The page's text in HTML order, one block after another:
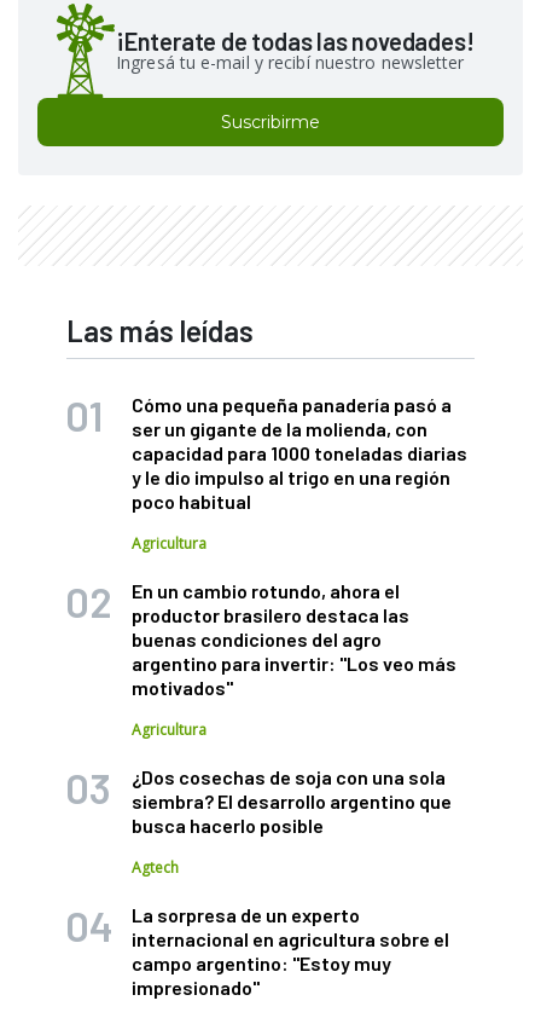
¡Enterate de todas las novedades!
Ingresá tu e-mail y recibí nuestro newsletter
Suscribirme
Las más leídas
Cómo una pequeña panadería pasó a
ser un gigante de la molienda, con
capacidad para 1000 toneladas diarias
y le dio impulso al trigo en una región
poco habitual
Agricultura
En un cambio rotundo, ahora el
productor brasilero destaca las
buenas condiciones del agro
argentino para invertir: "Los veo más
motivados"
Agricultura
¿Dos cosechas de soja con una sola
siembra? El desarrollo argentino que
busca hacerlo posible
Agtech
La sorpresa de un experto
internacional en agricultura sobre el
campo argentino: "Estoy muy
impresionado"